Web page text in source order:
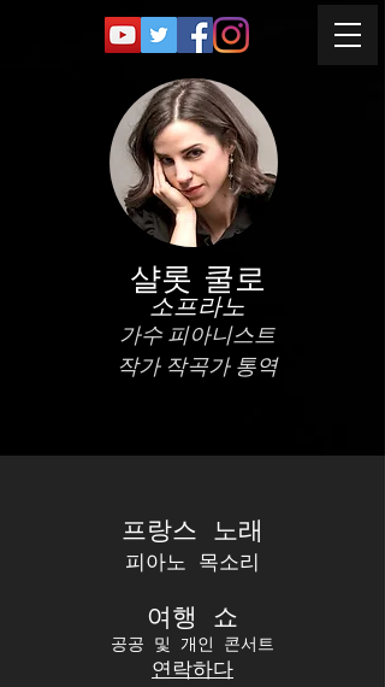
샬롯 쿨로
소프라노
가수 피아니스트
작가 작곡가 통역
프랑스 노래
피아노 목소리
여행 쇼
공공 및 개인 콘서트
연락하다